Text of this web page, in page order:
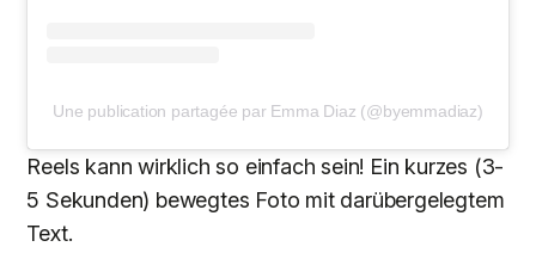
Une publication partagée par Emma Diaz (@byemmadiaz)
Reels kann wirklich so einfach sein! Ein kurzes (3-
5 Sekunden) bewegtes Foto mit darübergelegtem
Text.